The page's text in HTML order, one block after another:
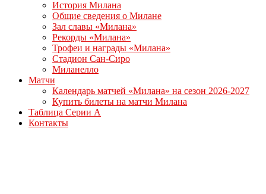
История Милана
Общие сведения о Милане
Зал славы «Милана»
Рекорды «Милана»
Трофеи и награды «Милана»
Стадион Сан-Сиро
Миланелло
Матчи
Календарь матчей «Милана» на сезон 2026-2027
Купить билеты на матчи Милана
Таблица Серии А
Контакты